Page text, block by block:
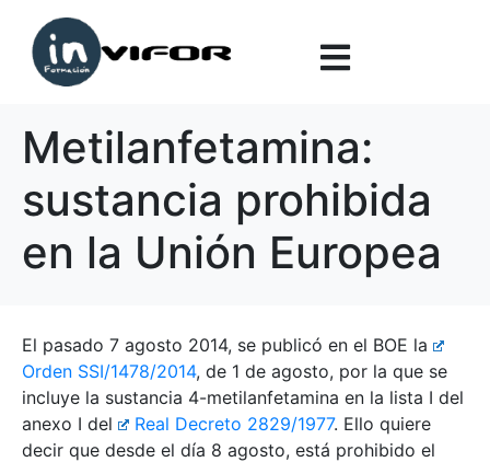
Metilanfetamina:
sustancia prohibida
en la Unión Europea
El pasado 7 agosto 2014, se publicó en el BOE la
Orden SSI/1478/2014, de 1 de agosto, por la que se
incluye la sustancia 4-metilanfetamina en la lista I del
anexo I del
Real Decreto 2829/1977. Ello quiere
decir que desde el día 8 agosto, está prohibido el